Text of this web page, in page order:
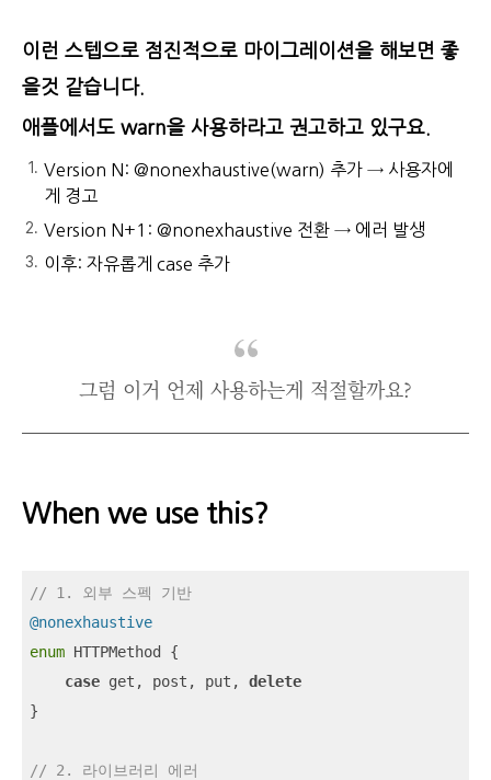
이런 스텝으로 점진적으로 마이그레이션을 해보면 좋
을것 같습니다.
애플에서도 warn을 사용하라고 권고하고 있구요.
Version N: @nonexhaustive(warn) 추가 → 사용자에
게 경고
Version N+1: @nonexhaustive 전환 → 에러 발생
이후: 자유롭게 case 추가
그럼 이거 언제 사용하는게 적절할까요?
When we use this?
// 1. 외부 스펙 기반
@nonexhaustive
enum HTTPMethod {
case get, post, put, delete
}
// 2. 라이브러리 에러